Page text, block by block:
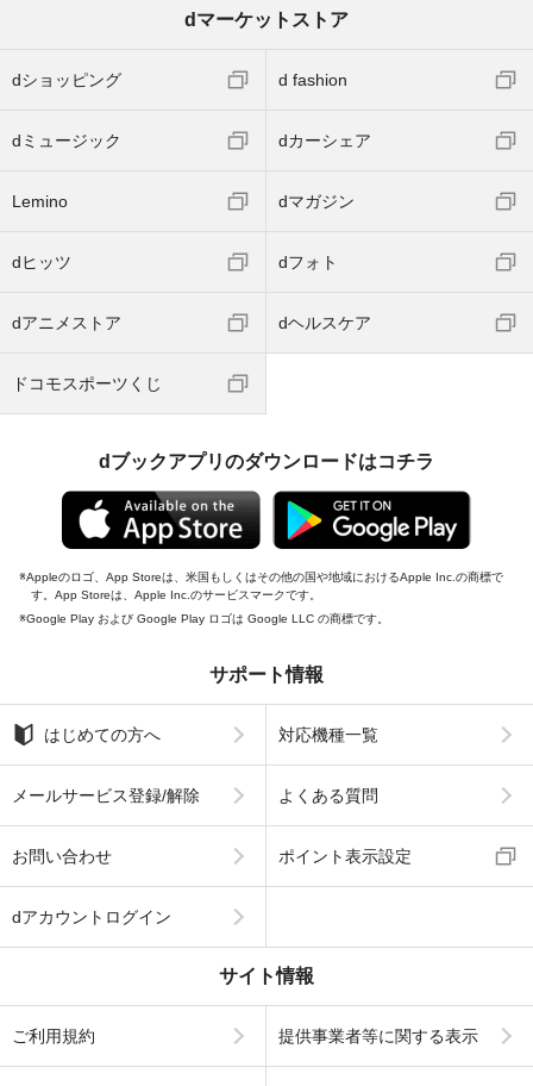
dマーケットストア
dショッピング d fashion
dミュージック dカーシェア
Lemino dマガジン
dヒッツ dフォト
dアニメストア dヘルスケア
ドコモスポーツくじ
dブックアプリのダウンロードはコチラ
Appleのロゴ、App Storeは、米国もしくはその他の国や地域におけるApple Inc.の商標で
す。App Storeは、Apple Inc.のサービスマークです。
Google Play および Google Play ロゴは Google LLC の商標です。
サポート情報
はじめての方へ 対応機種一覧
メールサービス登録/解除 よくある質問
お問い合わせ ポイント表示設定
dアカウントログイン
サイト情報
ご利用規約 提供事業者等に関する表示